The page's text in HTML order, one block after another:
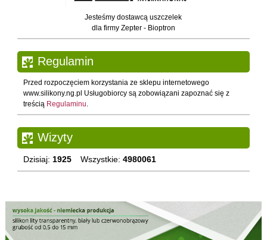
Jesteśmy dostawcą uszczelek
dla firmy Zepter - Bioptron
Regulamin
Przed rozpoczęciem korzystania ze sklepu internetowego
www.silikony.ng.pl Usługobiorcy są zobowiązani zapoznać się z
treścią Regulaminu.
Wizyty
Dzisiaj: 1925 Wszystkie: 4980061